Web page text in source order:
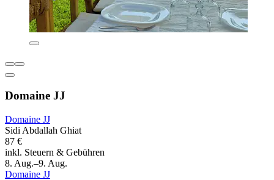
Domaine JJ
Domaine JJ
Sidi Abdallah Ghiat
87 €
inkl. Steuern & Gebühren
8. Aug.–9. Aug.
Domaine JJ